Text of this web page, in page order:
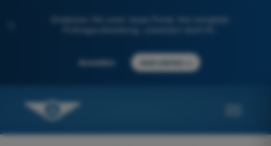
Entdecken Sie unser neues Portal: Ihre komplette
Prüfungsvorbereitung, unterstützt durch KI.
Anmelden Jetzt starten